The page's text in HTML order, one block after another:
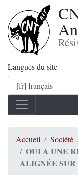
Langues du site
Accueil Société
OUI A UNE
ALIGNÉE SUR